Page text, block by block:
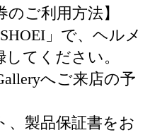
のご利用方法】
」で、ヘルメ
てください。
へご来店の予
、製品保証書をお